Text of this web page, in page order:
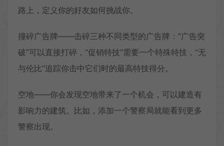
路上，定义你的好友如何挑战你。
撞碎广告牌——击碎三种不同类型的广告牌：“广告突
破”可以直接打碎，“促销特技”需要一个特殊特技，“无
与伦比”追踪你击中它们时的最高特技得分。
空地——你会发现空地带来了一个机会，可以建造有
影响力的建筑。比如，添加一个警察局就能看到更多
警察出现。